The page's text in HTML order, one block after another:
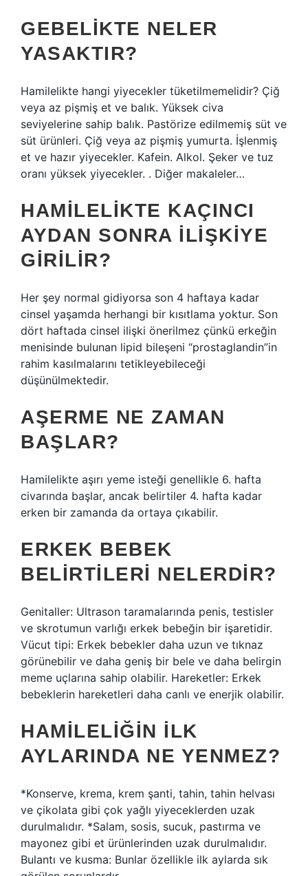
GEBELIKTE NELER
YASAKTIR?
Hamilelikte hangi yiyecekler tüketilmemelidir? Çiğ
veya az pişmiş et ve balık. Yüksek civa
seviyelerine sahip balık. Pastörize edilmemiş süt ve
süt ürünleri. Çiğ veya az pişmiş yumurta. İşlenmiş
et ve hazır yiyecekler. Kafein. Alkol. Şeker ve tuz
oranı yüksek yiyecekler. . Diğer makaleler…
HAMILELIKTE KAÇINCI
AYDAN SONRA ILIŞKIYE
GIRILIR?
Her şey normal gidiyorsa son 4 haftaya kadar
cinsel yaşamda herhangi bir kısıtlama yoktur. Son
dört haftada cinsel ilişki önerilmez çünkü erkeğin
menisinde bulunan lipid bileşeni “prostaglandin”in
rahim kasılmalarını tetikleyebileceği
düşünülmektedir.
AŞERME NE ZAMAN
BAŞLAR?
Hamilelikte aşırı yeme isteği genellikle 6. hafta
civarında başlar, ancak belirtiler 4. hafta kadar
erken bir zamanda da ortaya çıkabilir.
ERKEK BEBEK
BELIRTILERI NELERDIR?
Genitaller: Ultrason taramalarında penis, testisler
ve skrotumun varlığı erkek bebeğin bir işaretidir.
Vücut tipi: Erkek bebekler daha uzun ve tıknaz
görünebilir ve daha geniş bir bele ve daha belirgin
meme uçlarına sahip olabilir. Hareketler: Erkek
bebeklerin hareketleri daha canlı ve enerjik olabilir.
HAMILELIĞIN ILK
AYLARINDA NE YENMEZ?
*Konserve, krema, krem ​​şanti, tahin, tahin helvası
ve çikolata gibi çok yağlı yiyeceklerden uzak
durulmalıdır. *Salam, sosis, sucuk, pastırma ve
mayonez gibi et ürünlerinden uzak durulmalıdır.
Bulantı ve kusma: Bunlar özellikle ilk aylarda sık